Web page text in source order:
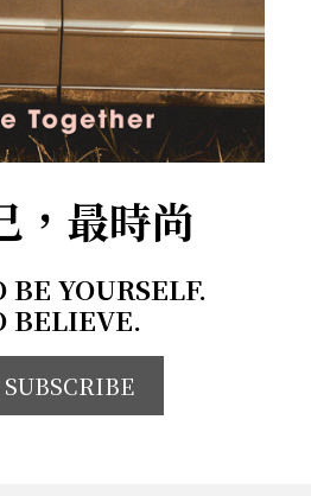
，最時尚
BE YOURSELF.
BELIEVE.
SUBSCRIBE